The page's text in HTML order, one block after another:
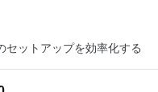
セットアップを効率化する